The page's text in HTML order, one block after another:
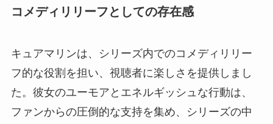
コメディリリーフとしての存在感
キュアマリンは、シリーズ内でのコメディリリー
フ的な役割を担い、視聴者に楽しさを提供しまし
た。彼女のユーモアとエネルギッシュな行動は、
ファンからの圧倒的な支持を集め、シリーズの中